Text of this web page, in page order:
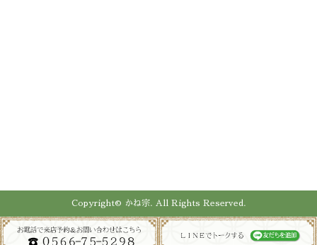
Copyright© かね宗. All Rights Reserved.